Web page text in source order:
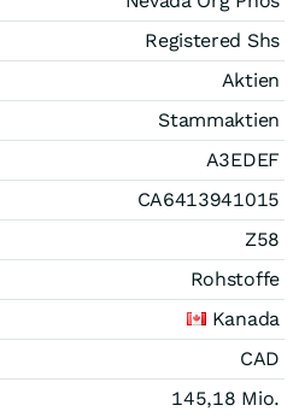
Registered Shs
Aktien
Stammaktien
A3EDEF
CA6413941015
Z58
Rohstoffe
Kanada
CAD
145,18 Mio.